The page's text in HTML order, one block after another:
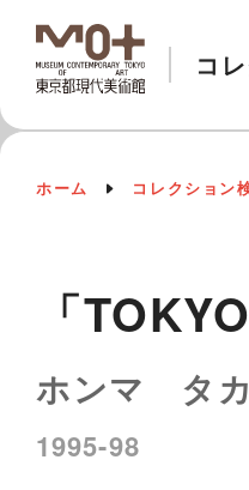
コ
ホーム コレクション
「
ホンマ タ
1995-98